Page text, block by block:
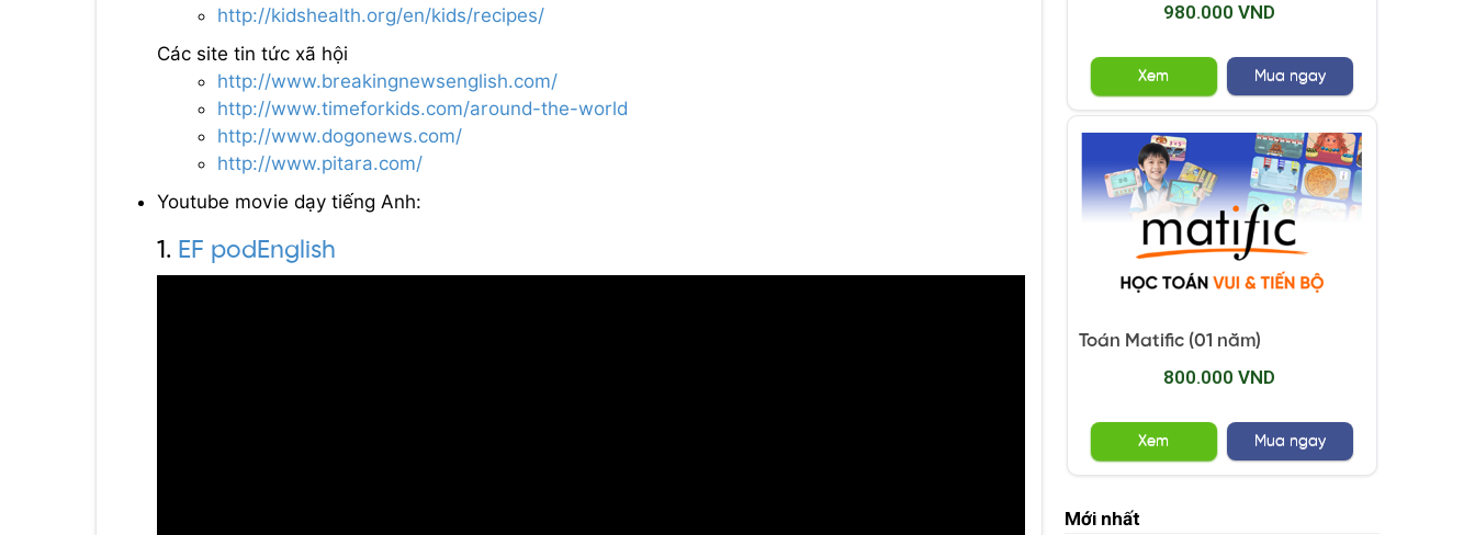
http://kidshealth.org/en/kids/recipes/
Các site tin tức xã hội
http://www.breakingnewsenglish.com/
http://www.timeforkids.com/around-the-world
http://www.dogonews.com/
http://www.pitara.com/
Youtube movie dạy tiếng Anh:
1. EF podEnglish
980.000 VND
Xem Mua ngay
Toán Matific (01 năm)
800.000 VND
Xem Mua ngay
Mới nhất